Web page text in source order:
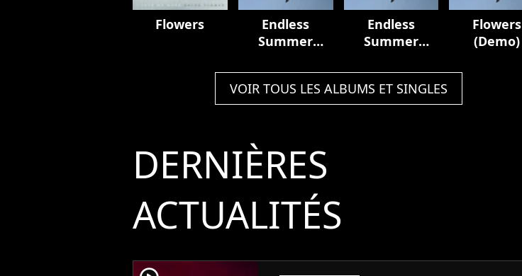
Flowers
Endless
Summer
Endless
Summer
Flowers
(Demo)
VOIR TOUS LES ALBUMS ET SINGLES
DERNIÈRES
ACTUALITÉS